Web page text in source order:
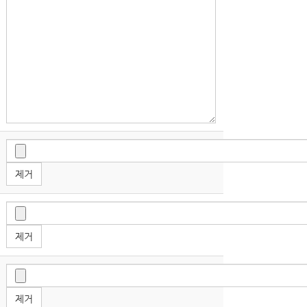
제거
제거
제거